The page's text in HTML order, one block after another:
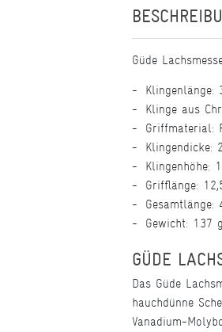
Güde
Klingenlänge:
Klinge aus
Griffmaterial:
Klingendicke:
Klingenhöhe:
Grifflänge:
Gesamtlänge:
Gewicht: 137 g
GÜDE
Das Güde
hauchdünne
Vanadium-